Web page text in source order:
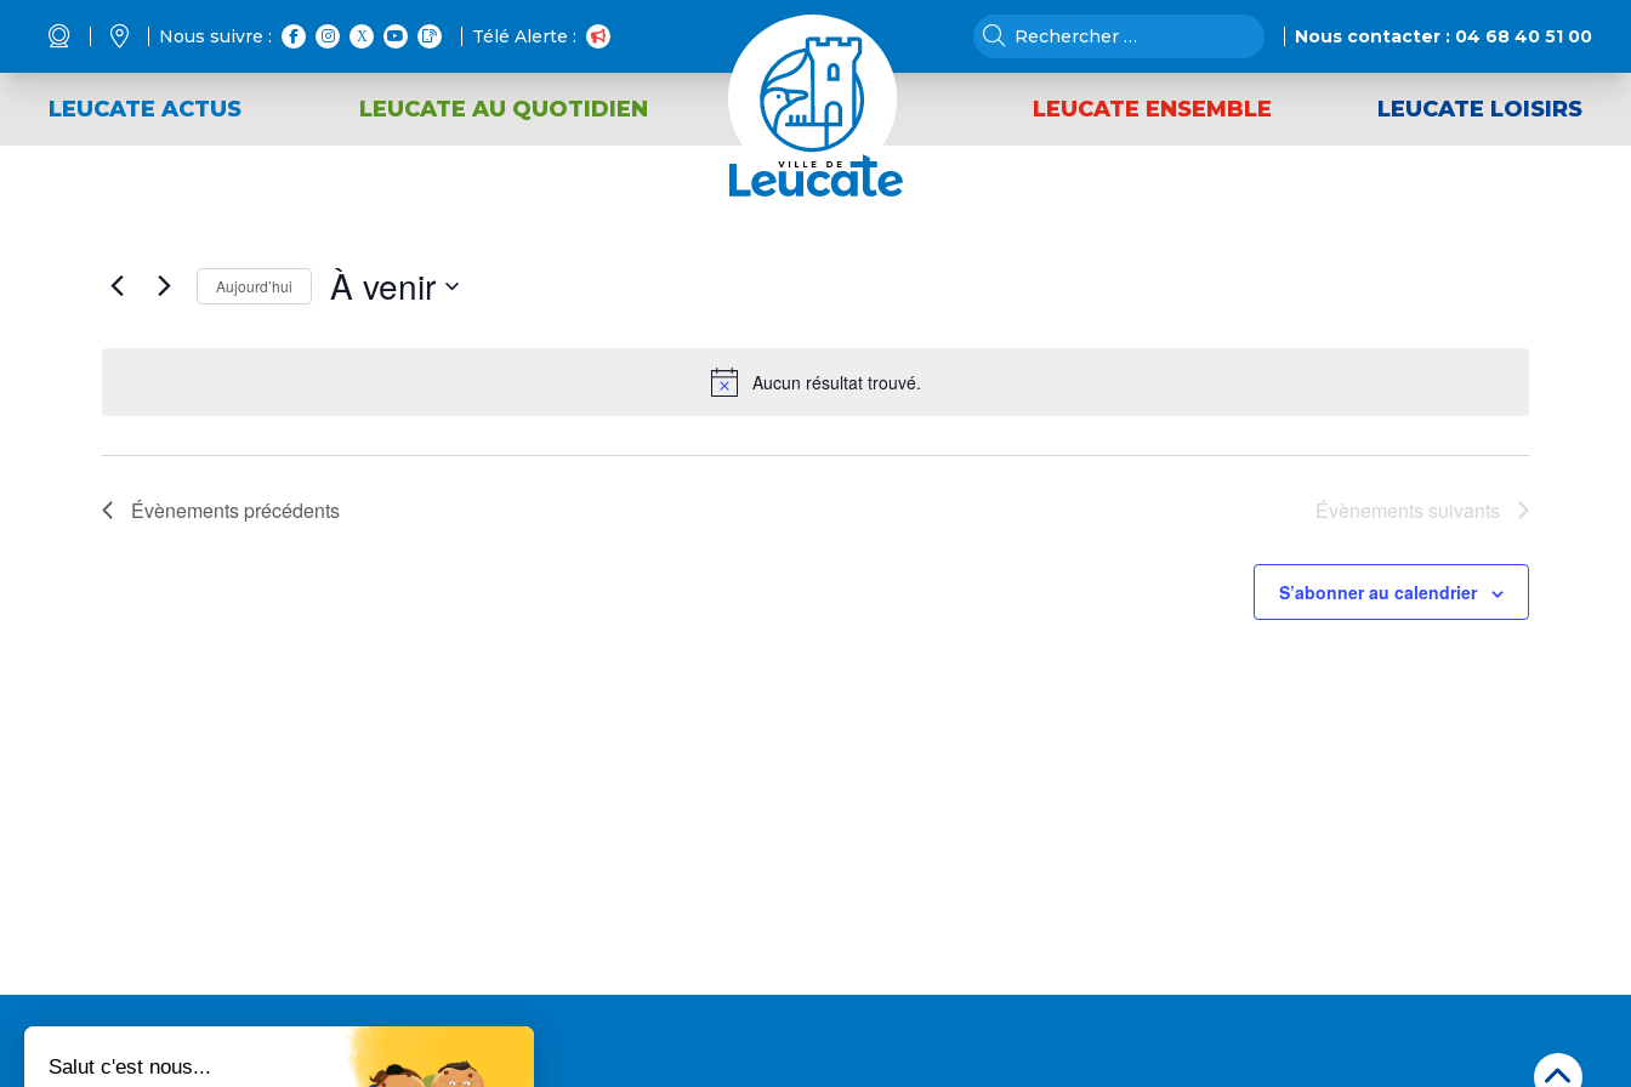
LEUCATE ACTUS LEUCATE AU QUOTIDIEN LEUCATE ENSEMBLE LEUCATE LOISIRS
Nous suivre : Télé Alerte : Nous contacter : 04 68 40 51 00
Aucun résultat trouvé.
Aujourd’hui À venir
Évènements précédents Évènements suivants
S’abonner au calendrier